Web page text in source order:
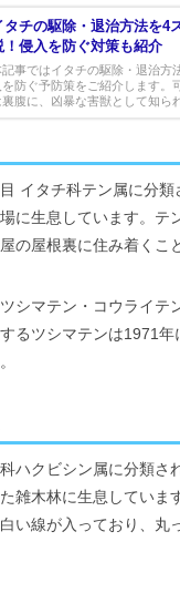
タチの駆除・退治方法を4
！侵入を防ぐ対策も紹介
記事ではイタチの駆除・退治方
を防ぐ予防策をご紹介します。
裏腹に、凶暴な害獣として知ら
んなイタチによる被害は大きく
イタチ科テン属に分類
に生息しています。テ
の屋根裏に住み着くこ
シマテン・コウライテ
るツシマテンは1971年
ハクビシン属に分類さ
雑木林に生息していま
い線が入っており、丸